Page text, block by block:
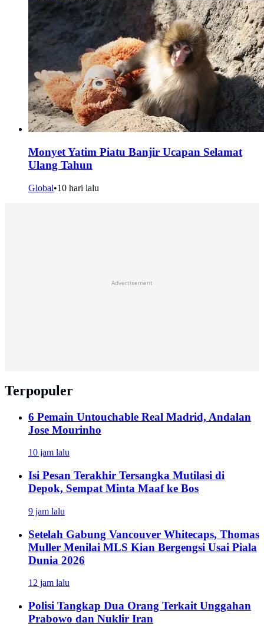
Monyet Yatim Piatu Banjir Ucapan Selamat
Ulang Tahun
Global•10 hari lalu
Advertisement
Terpopuler
6 Pemain Untouchable Real Madrid, Andalan
Jose Mourinho
10 jam lalu
Isi Pesan Terakhir Tersangka Mutilasi di
Depok, Sempat Minta Maaf ke Bos
9 jam lalu
Setelah Gabung Vancouver Whitecaps, Thomas
Muller Menilai MLS Kian Bergengsi Usai Piala
Dunia 2026
12 jam lalu
Polisi Tangkap Dua Orang Terkait Unggahan
Prabowo dan Nuklir Iran